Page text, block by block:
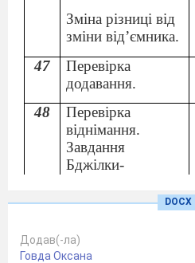
Зміна різниці від
зміни від’ємника.
47
Перевірка
додавання.
48
Перевірка
віднімання.
Завдання
Бджілки-
від’ємника.
DOCX
Додав(-ла)
Говда Оксана